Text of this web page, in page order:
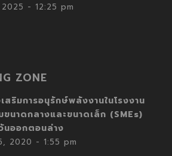
- 12:25 pm
ZONE
สริมการอนุรักษ์พลังงานในโรงงาน
นาดกลางและขนาดเล็ก (SMEs)
นออกตอนล่าง
2020 - 1:55 pm